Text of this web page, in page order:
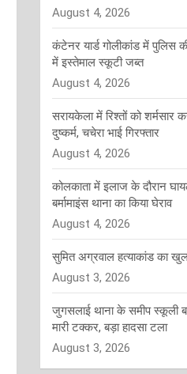
August 4, 2026
कंटेनर यार्ड गोलीकांड में पुलिस की
में इस्तेमाल स्कूटी जब्त
August 4, 2026
सरायकेला में रिश्तों को शर्मसार
दुष्कर्म, चचेरा भाई गिरफ्तार
August 4, 2026
कोलकाता में इलाज के दौरान
बर्मामाइंस थाना का किया घेराव
August 4, 2026
सुमित अग्रवाल हत्याकांड का
August 3, 2026
जुगसलाई थाना के समीप स्कूली
मारी टक्कर, बड़ा हादसा टला
August 3, 2026